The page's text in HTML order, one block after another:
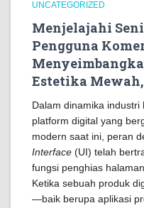
UNCATEGORIZED
Menjelajahi
Pengguna
Estetika
Dalam dinamika
platform digital yang
modern saat ini, peran
Interface (UI) telah
fungsi penghias
Ketika sebuah produk
—baik berupa aplikasi